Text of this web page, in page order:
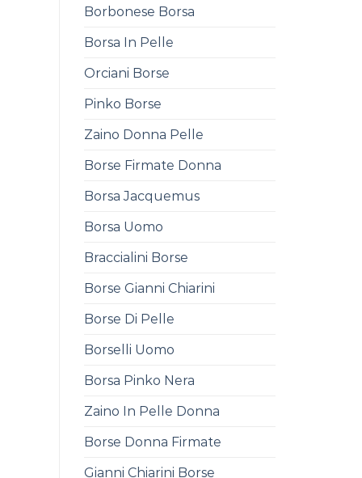
Borbonese Borsa
Borsa In Pelle
Orciani Borse
Pinko Borse
Zaino Donna Pelle
Borse Firmate Donna
Borsa Jacquemus
Borsa Uomo
Braccialini Borse
Borse Gianni Chiarini
Borse Di Pelle
Borselli Uomo
Borsa Pinko Nera
Zaino In Pelle Donna
Borse Donna Firmate
Gianni Chiarini Borse